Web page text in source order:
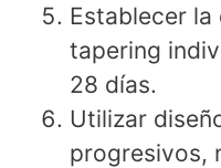
Establecer la
tapering
28 días.
Utilizar
progresivos,